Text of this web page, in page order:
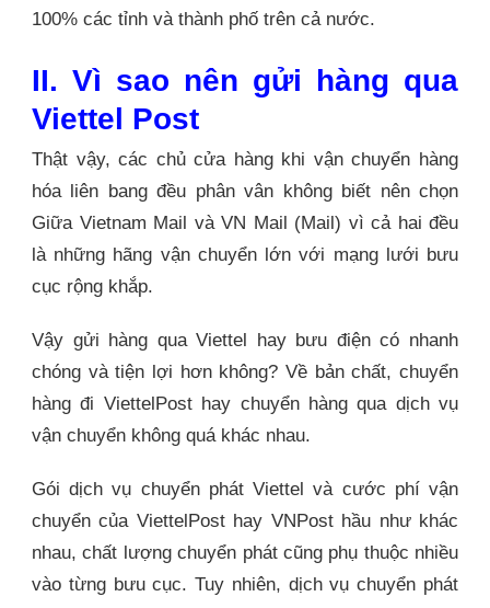
100% các tỉnh và thành phố trên cả nước.
II. Vì sao nên gửi hàng qua
Viettel Post
Thật vậy, các chủ cửa hàng khi vận chuyển hàng
hóa liên bang đều phân vân không biết nên chọn
Giữa Vietnam Mail và VN Mail (Mail) vì cả hai đều
là những hãng vận chuyển lớn với mạng lưới bưu
cục rộng khắp.
Vậy gửi hàng qua Viettel hay bưu điện có nhanh
chóng và tiện lợi hơn không? Về bản chất, chuyển
hàng đi ViettelPost hay chuyển hàng qua dịch vụ
vận chuyển không quá khác nhau.
Gói dịch vụ chuyển phát Viettel và cước phí vận
chuyển của ViettelPost hay VNPost hầu như khác
nhau, chất lượng chuyển phát cũng phụ thuộc nhiều
vào từng bưu cục. Tuy nhiên, dịch vụ chuyển phát